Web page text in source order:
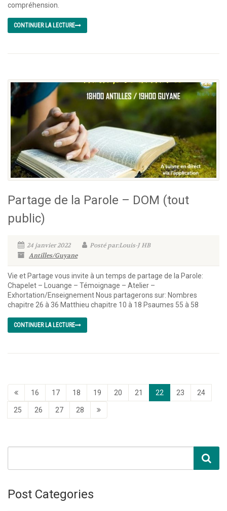
compréhension.
CONTINUER LA LECTURE
Partage de la Parole – DOM (tout
public)
24 janvier 2022
Posté par:Louis-J HB
Antilles/Guyane
Vie et Partage vous invite à un temps de partage de la Parole:
Chapelet – Louange – Témoignage – Atelier –
Exhortation/Enseignement Nous partagerons sur: Nombres
chapitre 26 à 36 Matthieu chapitre 10 à 18 Psaumes 55 à 58
CONTINUER LA LECTURE
16 17 18 19 20 21 22 23 24
25 26 27 28
Post Categories